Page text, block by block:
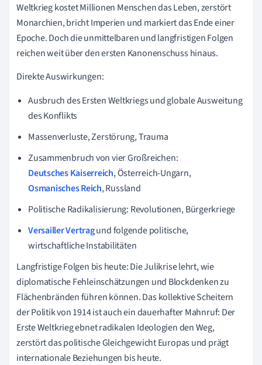
Weltkrieg kostet Millionen Menschen das Leben, zerstört
Monarchien, bricht Imperien und markiert das Ende einer
Epoche. Doch die unmittelbaren und langfristigen Folgen
reichen weit über den ersten Kanonenschuss hinaus.
Direkte Auswirkungen:
Ausbruch des Ersten Weltkriegs und globale Ausweitung
des Konflikts
Massenverluste, Zerstörung, Trauma
Zusammenbruch von vier Großreichen:
Deutsches Kaiserreich, Österreich-Ungarn,
Osmanisches Reich, Russland
Politische Radikalisierung: Revolutionen, Bürgerkriege
Versailler Vertragund folgende politische,
wirtschaftliche Instabilitäten
Langfristige Folgen bis heute: Die Julikrise lehrt, wie
diplomatische Fehleinschätzungen und Blockdenken zu
Flächenbränden führen können. Das kollektive Scheitern
der Politik von 1914 ist auch ein dauerhafter Mahnruf: Der
Erste Weltkrieg ebnet radikalen Ideologien den Weg,
zerstört das politische Gleichgewicht Europas und prägt
internationale Beziehungen bis heute.